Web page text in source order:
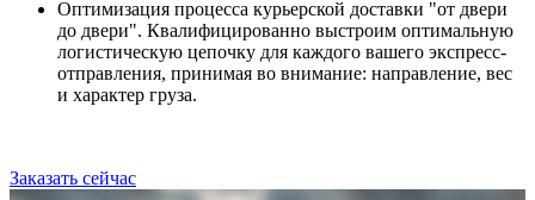
Оптимизация процесса курьерской доставки "от двери
до двери". Квалифицированно выстроим оптимальную
логистическую цепочку для каждого вашего экспресс-
отправления, принимая во внимание: направление, вес
и характер груза.
Заказать сейчас